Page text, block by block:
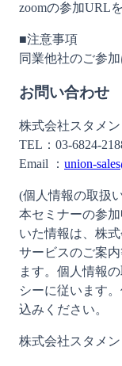
zoomの参加URL
■注意事項
同業他社のご参
お問い合わせ
株式会社スタメ
TEL：03-6824-
Email ： union-
(個人情報の取扱
本セミナーの参
いた情報は、株
サービスのご案
ます。個人情報
シーに従います
込みください。
株式会社スタメン